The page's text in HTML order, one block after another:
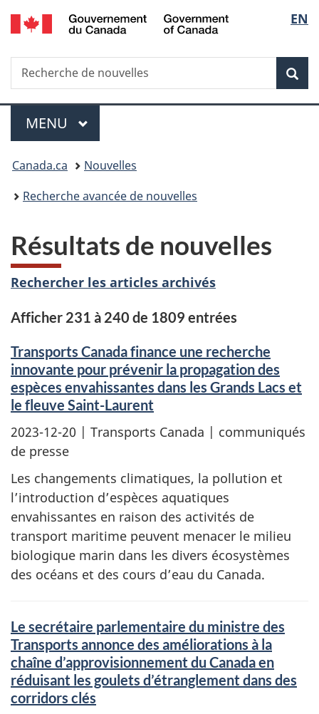
Passer
au
Passer
à
du
Passer
à
simplifiée
de
la
EN
Recherche
Recherche
de
Menu
MENU PRINCIPAL
Vous
êtes
Canada.ca
Nouvelles
Recherche avancée de nouvelles
Résultats de nouvelles
Rechercher les articles archivés
Afficher 231 à 240 de 1809 entrées
Transports Canada finance une recherche
innovante pour prévenir la propagation des
espèces envahissantes dans les Grands Lacs et
le fleuve Saint-Laurent
2023-12-20 | Transports Canada | communiqués
de presse
Les changements climatiques, la pollution et
l’introduction d’espèces aquatiques
envahissantes en raison des activités de
transport maritime peuvent menacer le milieu
biologique marin dans les divers écosystèmes
des océans et des cours d’eau du Canada.
Le secrétaire parlementaire du ministre des
Transports annonce des améliorations à la
chaîne d’approvisionnement du Canada en
réduisant les goulets d’étranglement dans des
corridors clés